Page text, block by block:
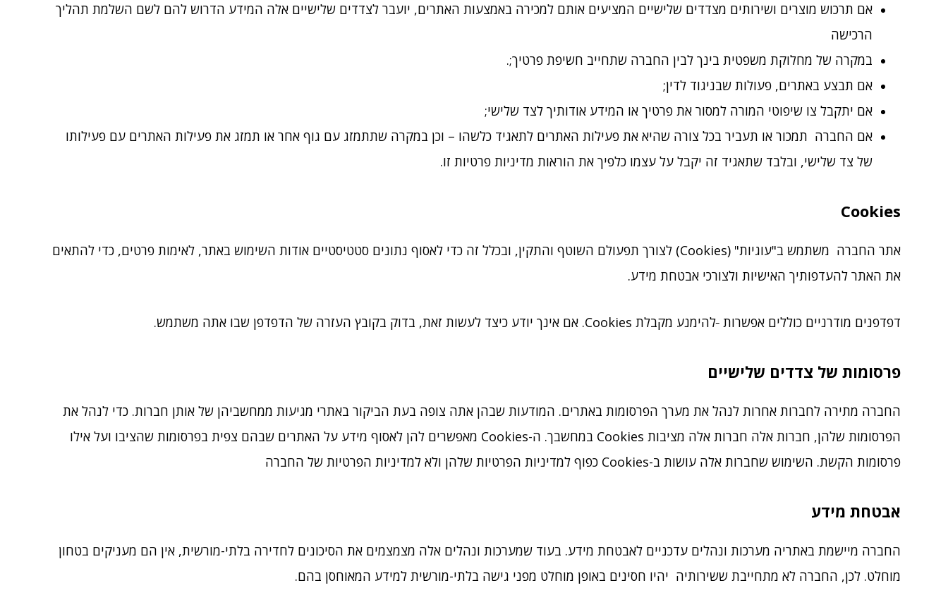
אם תרכוש מוצרים ושירותים מצדדים שלישיים המציעים אותם למכירה באמצעות האתרים, יועבר לצדדים שלישיים אלה המידע הדרוש להם לשם השלמת תהליך
הרכישה
במקרה של מחלוקת משפטית בינך לבין החברה שתחייב חשיפת פרטיך;.
אם תבצע באתרים, פעולות שבניגוד לדין;
אם יתקבל צו שיפוטי המורה למסור את פרטיך או המידע אודותיך לצד שלישי;
אם החברה תמכור או תעביר בכל צורה שהיא את פעילות האתרים לתאגיד כלשהו – וכן במקרה שתתמזג עם גוף אחר או תמזג את פעילות האתרים עם פעילותו
של צד שלישי, ובלבד שתאגיד זה יקבל על עצמו כלפיך את הוראות מדיניות פרטיות זו.
Cookies
אתר החברה משתמש ב"עוגיות" (Cookies) לצורך תפעולם השוטף והתקין, ובכלל זה כדי לאסוף נתונים סטטיסטיים אודות השימוש באתר, לאימות פרטים, כדי להתאים
את האתר להעדפותיך האישיות ולצורכי אבטחת מידע.
דפדפנים מודרניים כוללים אפשרות להימנע מקבלת Cookies. אם אינך יודע כיצד לעשות זאת, בדוק בקובץ העזרה של הדפדפן שבו אתה משתמש.
פרסומות של צדדים שלישיים
החברה מתירה לחברות אחרות לנהל את מערך הפרסומות באתרים. המודעות שבהן אתה צופה בעת הביקור באתרי מגיעות ממחשביהן של אותן חברות. כדי לנהל את
הפרסומות שלהן, חברות אלה חברות אלה מציבות Cookies במחשבך. ה-Cookies מאפשרים להן לאסוף מידע על האתרים שבהם צפית בפרסומות שהציבו ועל אילו
פרסומות הקשת. השימוש שחברות אלה עושות ב-Cookies כפוף למדיניות הפרטיות שלהן ולא למדיניות הפרטיות של החברה
אבטחת מידע
החברה מיישמת באתריה מערכות ונהלים עדכניים לאבטחת מידע. בעוד שמערכות ונהלים אלה מצמצמים את הסיכונים לחדירה בלתי-מורשית, אין הם מעניקים בטחון
מוחלט. לכן, החברה לא מתחייבת ששירותיה יהיו חסינים באופן מוחלט מפני גישה בלתי-מורשית למידע המאוחסן בהם.